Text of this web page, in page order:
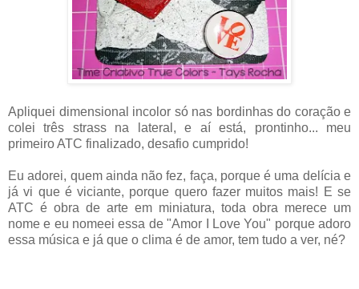
Apliquei dimensional incolor só nas bordinhas do coração e
colei três strass na lateral, e aí está, prontinho... meu
primeiro ATC finalizado, desafio cumprido!
Eu adorei, quem ainda não fez, faça, porque é uma delícia e
já vi que é viciante, porque quero fazer muitos mais! E se
ATC é obra de arte em miniatura, toda obra merece um
nome e eu nomeei essa de "Amor I Love You" porque adoro
essa música e já que o clima é de amor, tem tudo a ver, né?